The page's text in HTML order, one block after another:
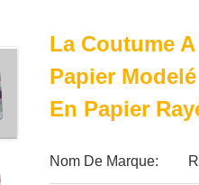
La Coutume
Papier
En Papier
Nom De Marque: